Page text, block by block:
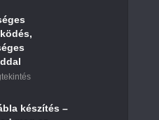
készítés –